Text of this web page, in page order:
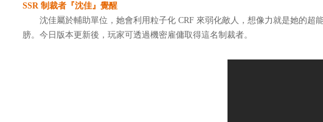
SSR 制裁者『沈佳』覺醒
沈佳屬於輔助單位，她會利用粒子化 CRF 來弱化敵人，想像力就是她的超
膀。今日版本更新後，玩家可透過機密雇傭取得這名制裁者。